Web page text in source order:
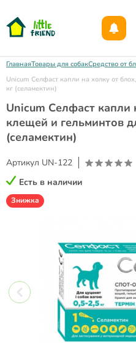
ГлавнаяТовары для собакСредство от
Unicum Селфаст капли на холку от
кг (селамектин)
Unicum Селфаст капли
клещей и гельминтов
(селамектин)
Артикул UN-122
Есть в наличии
Знижка